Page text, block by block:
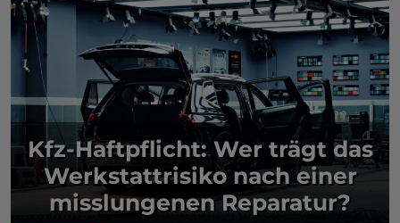
Kfz-Haftpflicht: Wer trägt das
Werkstattrisiko nach einer
misslungenen Reparatur?